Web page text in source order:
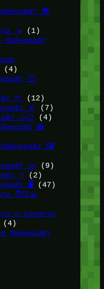
📚
🪚 (1)
Майнкрафт
(4)
🛜
🌱
(12)
🔽
(7)
🤹🏻
(4)
📸
Майнкрафт 🖼️
✂️ (9)
⭐(2)
🖥️ (47)
🧑🏻‍💻
и Скрипты
(4)
Майнкрафт